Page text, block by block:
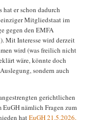
er schon dadurch
einziger Mitgliedstaat im
gegen den EMFA
). Mit Interesse wird derzeit
wird (was freilich nicht
wäre, könnte doch
sondern auch
gerichtlichen
EuGH nämlich Fragen zum
hatEuGH 21.5.2026,